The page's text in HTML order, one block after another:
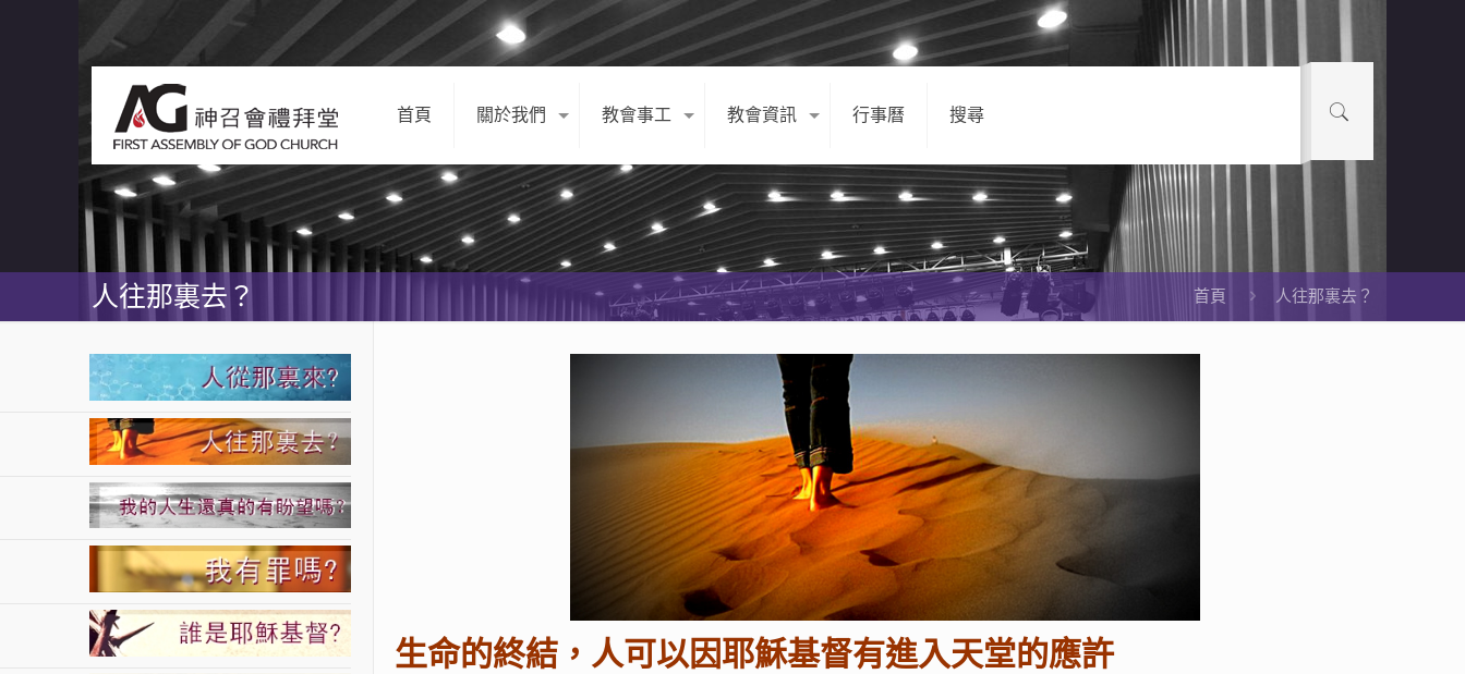
首頁 關於我們 教會事工 教會資訊 行事曆 搜尋
人往那裏去？ 首頁 人往那裏去？
生命的終結，人可以因耶穌基督有進入天堂的應許